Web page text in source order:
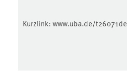
Kurzlink: www.uba.de/t26071de